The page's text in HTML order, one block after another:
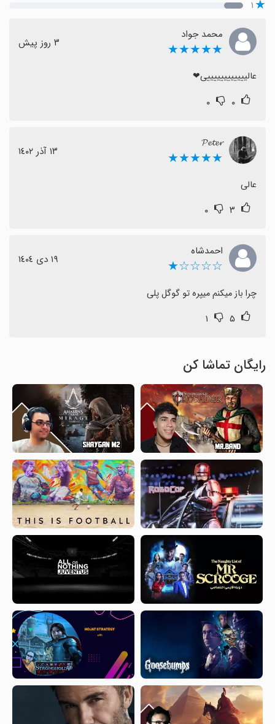
۱
محمد جواد
★★★★★ ٣ روز پیش
عالییییییییییییی❤
۰ ۰
𝓟𝓮𝓽𝓮𝓻
★★★★★ ١٣ آذر ١٤٠٢
عالی
۳ ۰
احمدشاه
☆☆☆☆★ ١٩ دی ١٤٠٤
چرا باز میکنم میپره تو گوگل پلی
۵ ۱
رایگان تماشا کن